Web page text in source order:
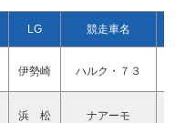
LG 競走車名
伊勢崎 ハルク・７３
浜 松 ナアーモ